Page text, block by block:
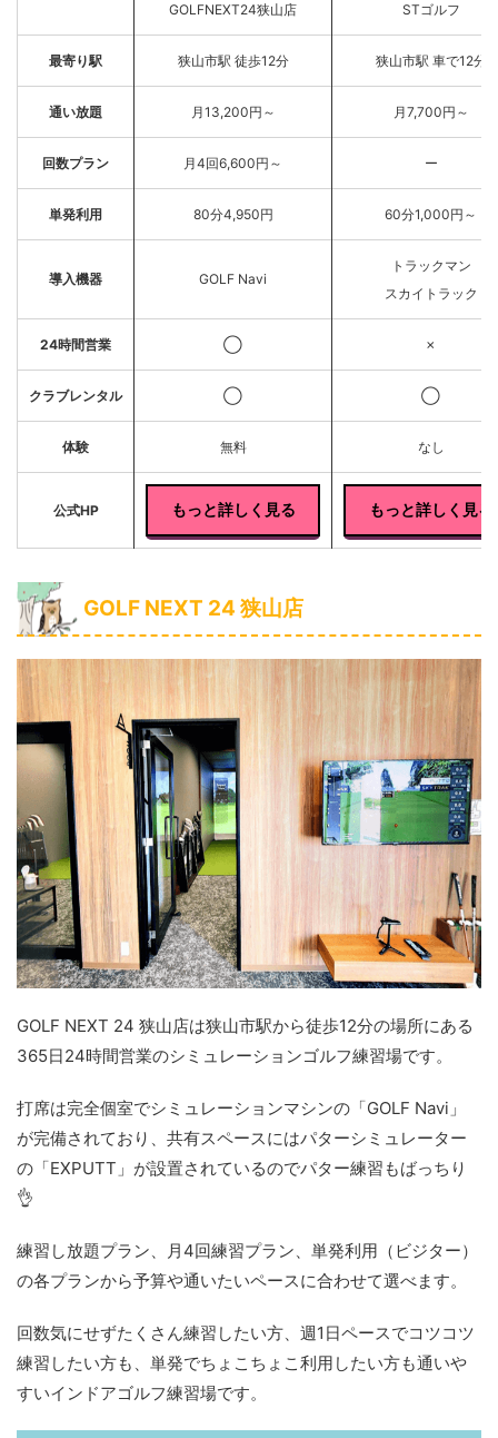
GOLFNEXT24狭山店 STゴルフ
最寄り駅 狭山市駅 徒歩12分 狭山市駅 車で12分
通い放題 月13,200円～ 月7,700円～
回数プラン 月4回6,600円～ ー
単発利用 80分4,950円 60分1,000円～
導入機器 GOLF Navi
トラックマン
スカイトラック
24時間営業 ◯ ✗
クラブレンタル ◯ ◯
体験 無料 なし
公式HP もっと詳しく見る もっと詳しく見る
GOLF NEXT 24 狭山店
GOLF NEXT 24 狭山店は狭山市駅から徒歩12分の場所にある
365日24時間営業のシミュレーションゴルフ練習場です。
打席は完全個室でシミュレーションマシンの「GOLF Navi」
が完備されており、共有スペースにはパターシミュレーター
の「EXPUTT」が設置されているのでパター練習もばっちり
👌
練習し放題プラン、月4回練習プラン、単発利用（ビジター）
の各プランから予算や通いたいペースに合わせて選べます。
回数気にせずたくさん練習したい方、週1日ペースでコツコツ
練習したい方も、単発でちょこちょこ利用したい方も通いや
すいインドアゴルフ練習場です。